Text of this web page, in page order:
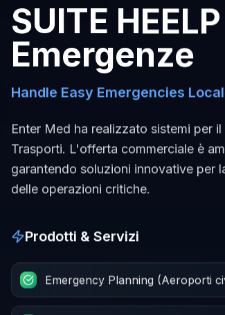
SUITE
Emergenze
Handle Easy Emergencies
Enter Med ha realizzato sistemi per
Trasporti. L'offerta commerciale è
garantendo soluzioni innovative per
delle operazioni critiche.
Prodotti & Servizi
Emergency Planning (Aeroporti